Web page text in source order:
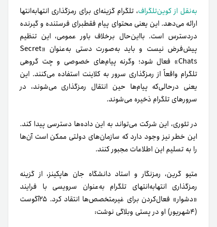
به‌نقل از کوین‌تلگراف، تلگرام گزینه‌ای برای رمزگذاری انتها‌به‌انتها
ارائه می‌دهد. این یعنی محتوای پیام فقطبرای فرستنده و گیرنده
دردسترس است. با‌این‌حال برخلاف باور عمومی، این تنظیم
پیش‌فرض نیست و باید به‌صورت دستی به‌عنوان «Secret
Chats» فعال شود؛ وگرنه پیام‌های خصوصی و چت گروهی
تلگرام واقعاً از رمزگذاری سرور به کلاینت استفاده می‌کنند. این
یعنی در‌حالی‌که پیام‌ها حین انتقال رمزگذاری می‌شوند، در
سرورهای تلگرام ذخیره می‌شوند.
در تئوری، این شرکت می‌تواند به این داده‌ها دسترسی پیدا کند.
این خطر نیز وجود دارد که سازمان‌های دولتی ممکن است آن‌ها
را به تسلیم این اطلاعات مجبور کنند.
متیو گرین، رمزنگار و استاد دانشگاه جان هاپکینز، از گزینه
رمزگذاری انتها‌به‌انتهای تلگرام به‌عنوان سرویسی با فرایند
«‌دشوار» فعال‌کردن برای غیرمتخصص‌ها انتقاد کرد. ۲۵آگوست
(۴شهریور) او در پستی وبلاگی نوشت: